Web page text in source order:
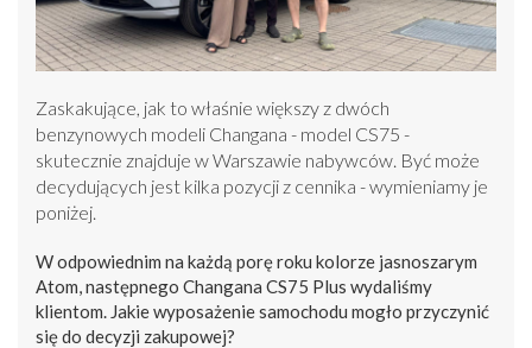
Zaskakujące, jak to właśnie większy z dwóch
benzynowych modeli Changana - model CS75 -
skutecznie znajduje w Warszawie nabywców. Być może
decydujących jest kilka pozycji z cennika - wymieniamy je
poniżej.
W odpowiednim na każdą porę roku kolorze jasnoszarym
Atom, następnego Changana CS75 Plus wydaliśmy
klientom. Jakie wyposażenie samochodu mogło przyczynić
się do decyzji zakupowej?